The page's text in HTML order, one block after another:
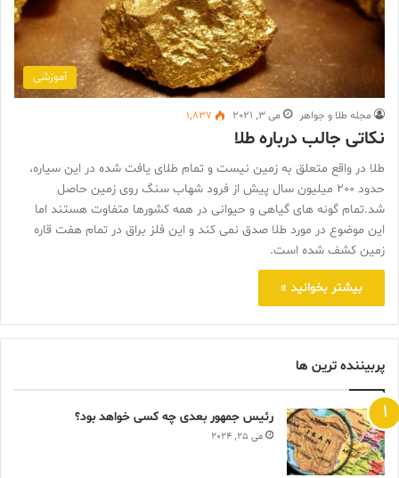
آموزشی
مجله طلا و جواهر می 3, 2021 1,837
نکاتی جالب درباره طلا
طلا در واقع متعلق به زمین نیست و تمام طلای یافت شده در این سیاره،
حدود 200 میلیون سال پیش از فرود شهاب سنگ روی زمین حاصل
شد.تمام گونه های گیاهی و حیوانی در همه کشورها متفاوت هستند اما
این موضوع در مورد طلا صدق نمی کند و این فلز براق در تمام هفت قاره
زمین کشف شده است.
بیشتر بخوانید »
پربیننده ترین ها
رئیس جمهور بعدی چه کسی خواهد بود؟
می 25, 2024